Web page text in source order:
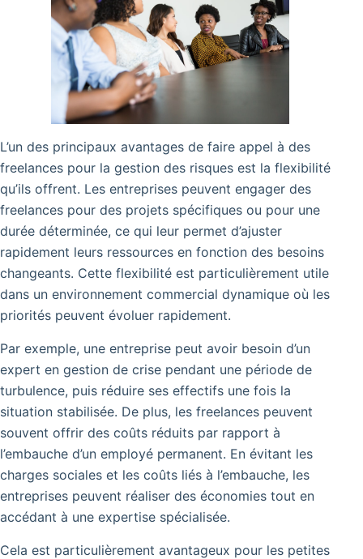
L’un des principaux avantages de faire appel à des
freelances pour la gestion des risques est la flexibilité
qu’ils offrent. Les entreprises peuvent engager des
freelances pour des projets spécifiques ou pour une
durée déterminée, ce qui leur permet d’ajuster
rapidement leurs ressources en fonction des besoins
changeants. Cette flexibilité est particulièrement utile
dans un environnement commercial dynamique où les
priorités peuvent évoluer rapidement.
Par exemple, une entreprise peut avoir besoin d’un
expert en gestion de crise pendant une période de
turbulence, puis réduire ses effectifs une fois la
situation stabilisée. De plus, les freelances peuvent
souvent offrir des coûts réduits par rapport à
l’embauche d’un employé permanent. En évitant les
charges sociales et les coûts liés à l’embauche, les
entreprises peuvent réaliser des économies tout en
accédant à une expertise spécialisée.
Cela est particulièrement avantageux pour les petites